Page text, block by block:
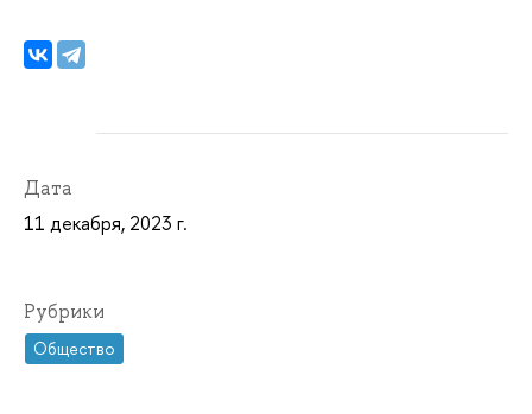
Дата
11 декабря, 2023 г.
Рубрики
Общество